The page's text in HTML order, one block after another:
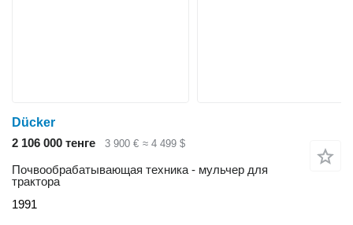
Dücker
2 106 000 тенге
3 900 € ≈ 4 499 $
Почвообрабатывающая техника - мульчер для
трактора
1991